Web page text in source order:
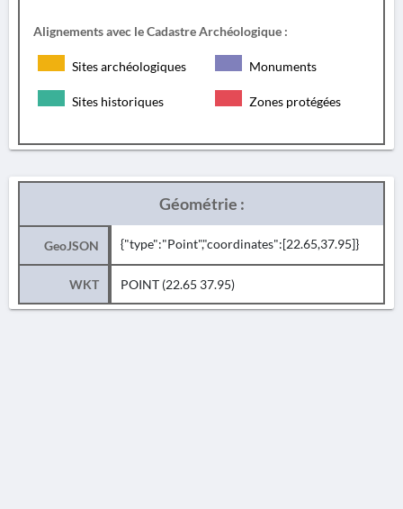
Alignements avec le Cadastre Archéologique :
Sites archéologiques Monuments
Sites historiques Zones protégées
Géométrie :
GeoJSON {"type":"Point","coordinates":[22.65,37.95]}
WKT POINT (22.65 37.95)